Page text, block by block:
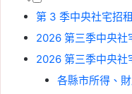
第 3 季中央社宅招
2026 第三季中央社
2026 第三季中央社
各縣市所得、